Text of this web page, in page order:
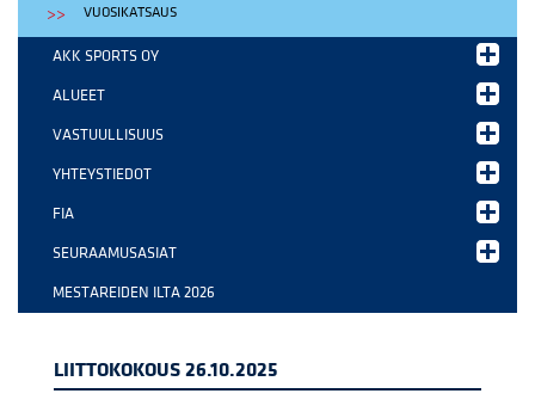
VUOSIKATSAUS
AKK SPORTS OY
ALUEET
VASTUULLISUUS
YHTEYSTIEDOT
FIA
SEURAAMUSASIAT
MESTAREIDEN ILTA 2026
LIITTOKOKOUS 26.10.2025